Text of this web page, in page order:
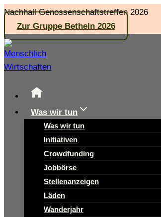
Zum
Inhalt
springen
Nachhall Genossenschaftstreffen 2026
Zur Gruppe Betheln 2026
Was wir tun
Was wir tun
Initiativen
Crowdfunding
Jobbörse
Stellenanzeigen
Läden
Wanderjahr